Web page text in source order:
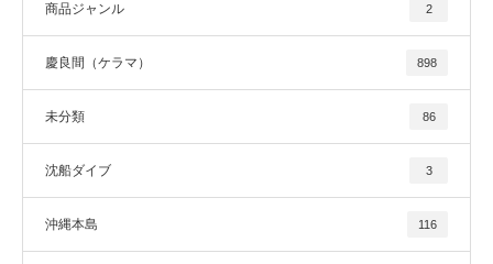
商品ジャンル 2
慶良間（ケラマ） 898
未分類 86
沈船ダイブ 3
沖縄本島 116